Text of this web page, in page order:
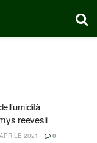
reevesii
2021 0